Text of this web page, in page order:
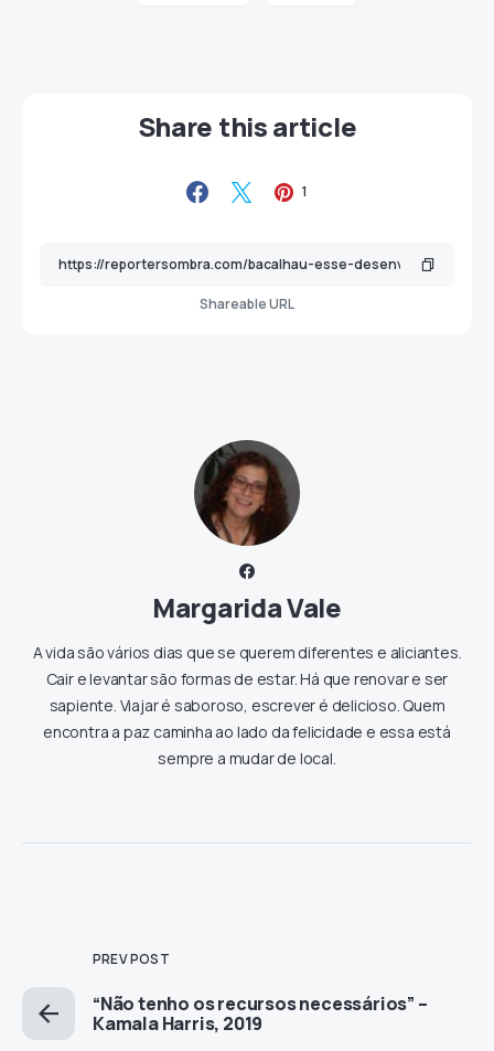
Share this article
1
Shareable URL
Margarida Vale
A vida são vários dias que se querem diferentes e aliciantes.
Cair e levantar são formas de estar. Há que renovar e ser
sapiente. Viajar é saboroso, escrever é delicioso. Quem
encontra a paz caminha ao lado da felicidade e essa está
sempre a mudar de local.
PREV POST
“Não tenho os recursos necessários” –
Kamala Harris, 2019